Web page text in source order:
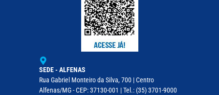
SEDE - ALFENAS
Rua Gabriel Monteiro da Silva, 700 | Centro
Alfenas/MG - CEP: 37130-001 | Tel.: (35) 3701-9000